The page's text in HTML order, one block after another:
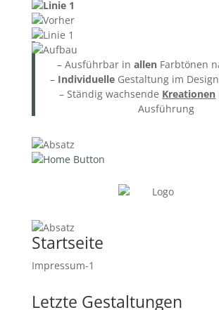
– Ausführbar inallen Farbtönen
– IndividuelleGestaltung im
– Ständig wachsende Kreationen
Ausführung
Startseite
Impressum-1
Letzte Gestaltungen